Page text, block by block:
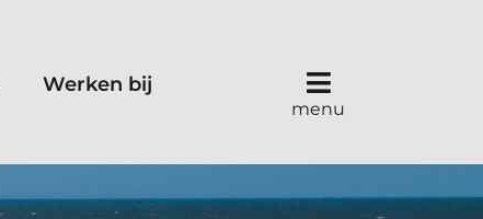
Werken bij
menu